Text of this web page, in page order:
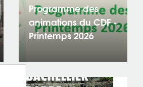
Programme des
animations du CDF -
Printemps 2026